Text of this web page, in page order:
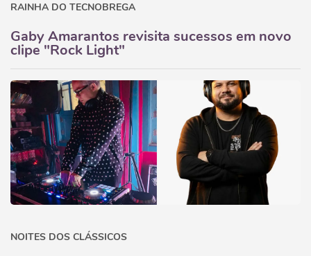
RAINHA DO TECNOBREGA
Gaby Amarantos revisita sucessos em novo
clipe "Rock Light"
NOITES DOS CLÁSSICOS